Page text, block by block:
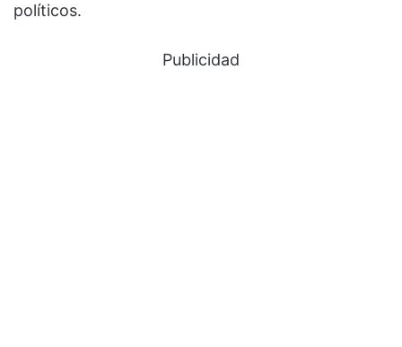
políticos.
Publicidad